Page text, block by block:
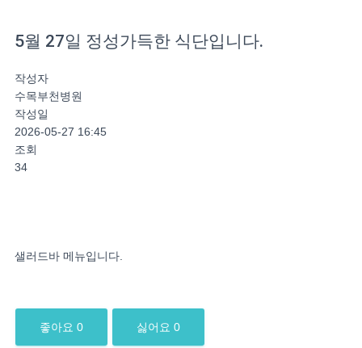
5월 27일 정성가득한 식단입니다.
작성자
수목부천병원
작성일
2026-05-27 16:45
조회
34
샐러드바 메뉴입니다.
좋아요 0 싫어요 0